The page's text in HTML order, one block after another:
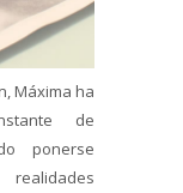
Máxima ha
de
ponerse